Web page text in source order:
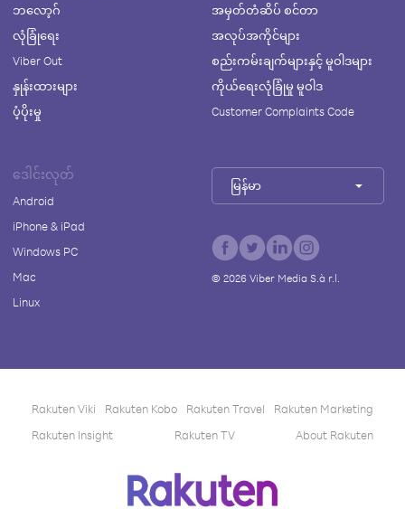
ဘလော့ဂ်
လုံခြုံရေး
Viber Out
နှုန်းထားများ
ပံ့ပိုးမှု
အမှတ်တံဆိပ် စင်တာ
အလုပ်အကိုင်များ
စည်းကမ်းချက်များနှင့် မူဝါဒများ
ကိုယ်ရေးလုံခြုံမှု မူဝါဒ
Customer Complaints Code
ဒေါင်းလုတ်
Android
iPhone & iPad
Windows PC
Mac
Linux
မြန်မာ
© 2026Viber Media S.à r.l.
Rakuten Viki Rakuten Kobo Rakuten Travel
Rakuten Marketing
Rakuten Insight
Rakuten TV About Rakuten